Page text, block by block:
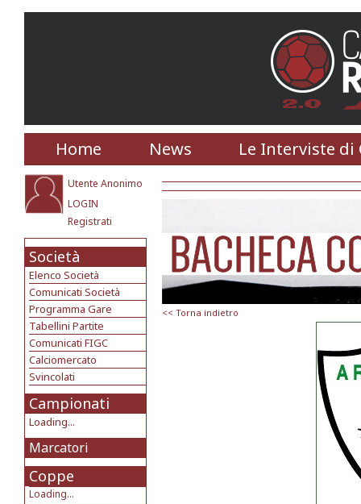
Home News Le Interviste di
Utente Anonimo
LOGIN
Registrati
Società
Elenco Società
Comunicati Società
Programma Gare
Tabellini Partite
Comunicati FIGC
Calciomercato
Svincolati
Campionati
Loading...
Marcatori
Coppe
Loading...
<< Torna indietro